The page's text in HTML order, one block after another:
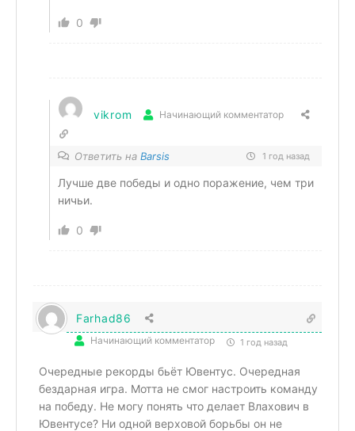
0
vikrom Начинающий комментатор
Ответить на Barsis 1 год назад
Лучше две победы и одно поражение, чем три
ничьи.
0
Farhad86
Начинающий комментатор 1 год назад
Очередные рекорды бьёт Ювентус. Очередная
бездарная игра. Мотта не смог настроить команду
на победу. Не могу понять что делает Влахович в
Ювентусе? Ни одной верховой борьбы он не